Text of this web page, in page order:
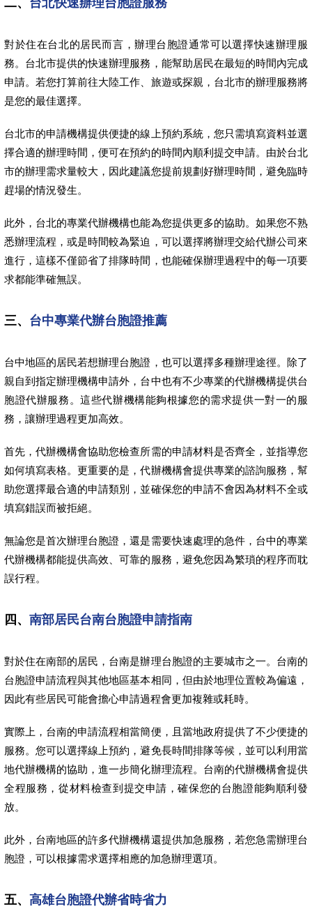
對於住在台北的居民而言，辦理台胞證通常可以選擇快速辦理服
務。台北市提供的快速辦理服務，能幫助居民在最短的時間內完成
申請。若您打算前往大陸工作、旅遊或探親，台北市的辦理服務將
是您的最佳選擇。
台北市的申請機構提供便捷的線上預約系統，您只需填寫資料並選
擇合適的辦理時間，便可在預約的時間內順利提交申請。由於台北
市的辦理需求量較大，因此建議您提前規劃好辦理時間，避免臨時
趕場的情況發生。
此外，台北的專業代辦機構也能為您提供更多的協助。如果您不熟
悉辦理流程，或是時間較為緊迫，可以選擇將辦理交給代辦公司來
進行，這樣不僅節省了排隊時間，也能確保辦理過程中的每一項要
求都能準確無誤。
三、 台中專業代辦台胞證推薦
台中地區的居民若想辦理台胞證，也可以選擇多種辦理途徑。除了
親自到指定辦理機構申請外，台中也有不少專業的代辦機構提供台
胞證代辦服務。這些代辦機構能夠根據您的需求提供一對一的服
務，讓辦理過程更加高效。
首先，代辦機構會協助您檢查所需的申請材料是否齊全，並指導您
如何填寫表格。更重要的是，代辦機構會提供專業的諮詢服務，幫
助您選擇最合適的申請類別，並確保您的申請不會因為材料不全或
填寫錯誤而被拒絕。
無論您是首次辦理台胞證，還是需要快速處理的急件，台中的專業
代辦機構都能提供高效、可靠的服務，避免您因為繁瑣的程序而耽
誤行程。
四、 南部居民台南台胞證申請指南
對於住在南部的居民，台南是辦理台胞證的主要城市之一。台南的
台胞證申請流程與其他地區基本相同，但由於地理位置較為偏遠，
因此有些居民可能會擔心申請過程會更加複雜或耗時。
實際上，台南的申請流程相當簡便，且當地政府提供了不少便捷的
服務。您可以選擇線上預約，避免長時間排隊等候，並可以利用當
地代辦機構的協助，進一步簡化辦理流程。台南的代辦機構會提供
全程服務，從材料檢查到提交申請，確保您的台胞證能夠順利發
放。
此外，台南地區的許多代辦機構還提供加急服務，若您急需辦理台
胞證，可以根據需求選擇相應的加急辦理選項。
五、 高雄台胞證代辦省時省力